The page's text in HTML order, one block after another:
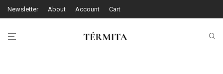
Newsletter About Account Cart